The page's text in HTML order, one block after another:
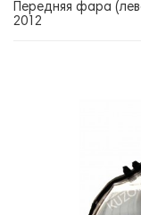
Передняя фара
2012